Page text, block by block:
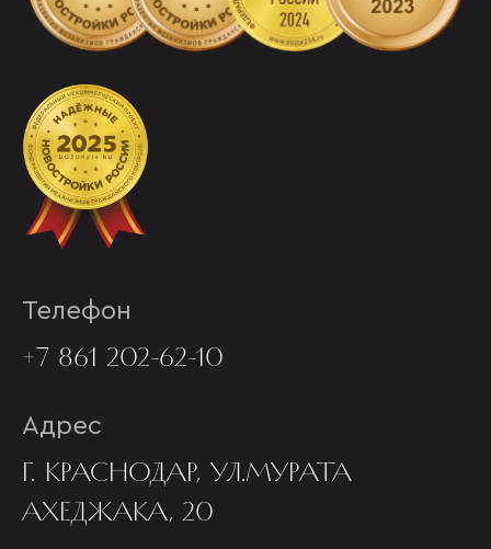
Телефон
+7 861 202-62-10
Адрес
Г. КРАСНОДАР, УЛ.МУРАТА
АХЕДЖАКА, 20